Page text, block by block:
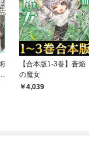
【合本版1-3巻】蒼焔
の魔女
4,039